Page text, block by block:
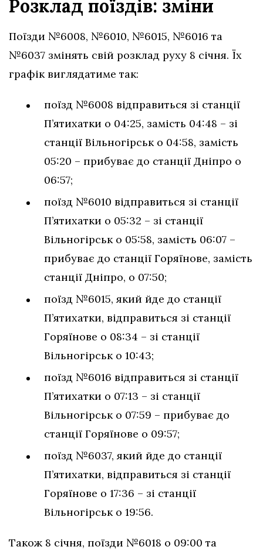
Розклад поїздів: зміни
Поїзди №6008, №6010, №6015, №6016 та
№6037 змінять свій розклад руху 8 січня. Їх
графік виглядатиме так:
поїзд №6008 відправиться зі станції
П’ятихатки о 04:25, замість 04:48 – зі
станції Вільногірськ о 04:58, замість
05:20 – прибуває до станції Дніпро о
06:57;
поїзд №6010 відправиться зі станції
П’ятихатки о 05:32 – зі станції
Вільногірськ о 05:58, замість 06:07 –
прибуває до станції Горяїнове, замість
станції Дніпро, о 07:50;
поїзд №6015, який йде до станції
П’ятихатки, відправиться зі станції
Горяїнове о 08:34 – зі станції
Вільногірськ о 10:43;
поїзд №6016 відправиться зі станції
П’ятихатки о 07:13 – зі станції
Вільногірськ о 07:59 – прибуває до
станції Горяїнове о 09:57;
поїзд №6037, який йде до станції
П’ятихатки, відправиться зі станції
Горяїнове о 17:36 – зі станції
Вільногірськ о 19:56.
Також 8 січня, поїзди №6018 о 09:00 та